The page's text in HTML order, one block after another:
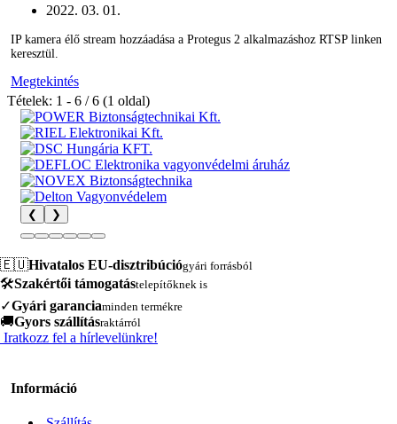
2022. 03. 01.
IP kamera élő stream hozzáadása a Protegus 2 alkalmazáshoz RTSP linken
keresztül.
Megtekintés
Tételek: 1 - 6 / 6 (1 oldal)
❮ ❯
🇪🇺Hivatalos EU-disztribúciógyári forrásból
🛠️Szakértői támogatástelepítőknek is
✓Gyári garanciaminden termékre
🚚Gyors szállításraktárról
Iratkozz fel a hírlevelünkre!
Információ